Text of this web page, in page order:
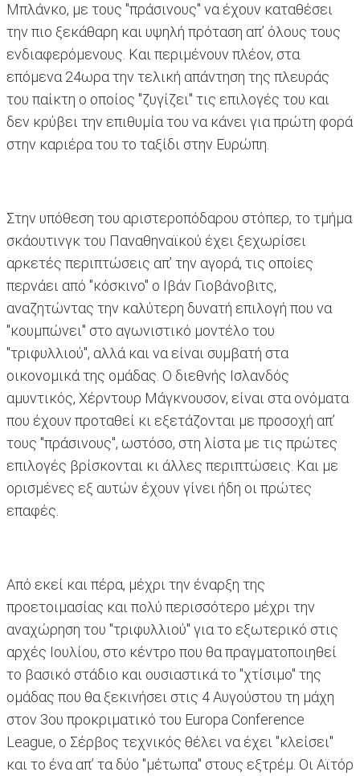
Μπλάνκο, με τους "πράσινους" να έχουν καταθέσει
την πιο ξεκάθαρη και υψηλή πρόταση απ’ όλους τους
ενδιαφερόμενους. Και περιμένουν πλέον, στα
επόμενα 24ωρα την τελική απάντηση της πλευράς
του παίκτη ο οποίος "ζυγίζει" τις επιλογές του και
δεν κρύβει την επιθυμία του να κάνει για πρώτη φορά
στην καριέρα του το ταξίδι στην Ευρώπη.
Στην υπόθεση του αριστεροπόδαρου στόπερ, το τμήμα
σκάουτινγκ του Παναθηναϊκού έχει ξεχωρίσει
αρκετές περιπτώσεις απ’ την αγορά, τις οποίες
περνάει από "κόσκινο" ο Ιβάν Γιοβάνοβιτς,
αναζητώντας την καλύτερη δυνατή επιλογή που να
"κουμπώνει" στο αγωνιστικό μοντέλο του
"τριφυλλιού", αλλά και να είναι συμβατή στα
οικονομικά της ομάδας. Ο διεθνής Ισλανδός
αμυντικός, Χέρντουρ Μάγκνουσον, είναι στα ονόματα
που έχουν προταθεί κι εξετάζονται με προσοχή απ’
τους "πράσινους", ωστόσο, στη λίστα με τις πρώτες
επιλογές βρίσκονται κι άλλες περιπτώσεις. Και με
ορισμένες εξ αυτών έχουν γίνει ήδη οι πρώτες
επαφές.
Από εκεί και πέρα, μέχρι την έναρξη της
προετοιμασίας και πολύ περισσότερο μέχρι την
αναχώρηση του "τριφυλλιού" για το εξωτερικό στις
αρχές Ιουλίου, στο κέντρο που θα πραγματοποιηθεί
το βασικό στάδιο και ουσιαστικά το "χτίσιμο" της
ομάδας που θα ξεκινήσει στις 4 Αυγούστου τη μάχη
στον 3ου προκριματικό του Europa Conference
League, ο Σέρβος τεχνικός θέλει να έχει "κλείσει"
και το ένα απ’ τα δύο "μέτωπα" στους εξτρέμ. Οι Αϊτόρ